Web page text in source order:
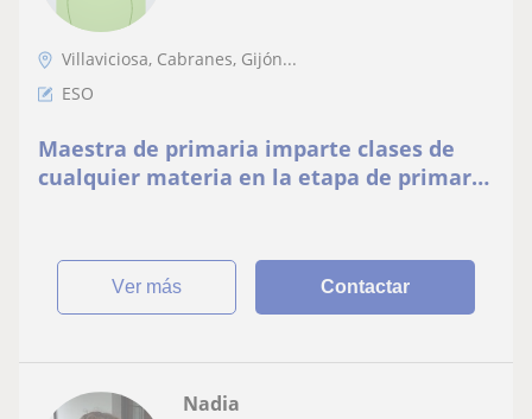
Villaviciosa, Cabranes, Gijón...
ESO
Maestra de primaria imparte clases de
cualquier materia en la etapa de primaria
ver más Contactar
Nadia